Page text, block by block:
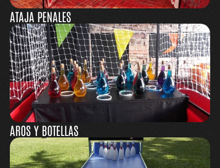
ATAJA PENALES
AROS Y BOTELLAS